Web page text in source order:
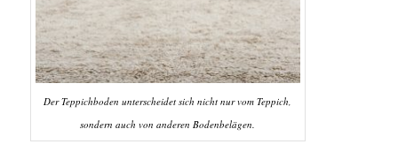
Der Teppichboden unterscheidet sich nicht nur vom Teppich,
sondern auch von anderen Bodenbelägen.